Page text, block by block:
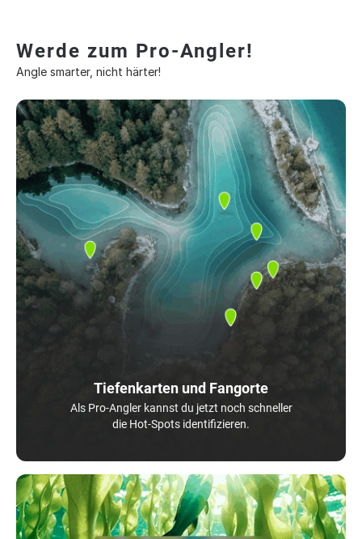
Werde zum Pro-Angler!
Angle smarter, nicht härter!
Tiefenkarten und Fangorte
Als Pro-Angler kannst du jetzt noch schneller
die Hot-Spots identifizieren.